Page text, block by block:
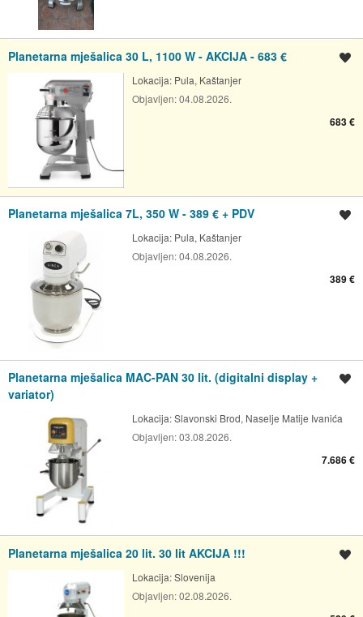
Planetarna mješalica 30 L, 1100 W - AKCIJA - 683 €
Lokacija: Pula, Kaštanjer
Objavljen:04.08.2026.
683 €
Planetarna mješalica 7L, 350 W - 389 € + PDV
Lokacija: Pula, Kaštanjer
Objavljen:04.08.2026.
389 €
Planetarna mješalica MAC-PAN 30 lit. (digitalni display +
variator)
Lokacija:Slavonski Brod, Naselje Matije Ivanića
Objavljen:03.08.2026.
7.686 €
Planetarna mješalica 20 lit. 30 lit AKCIJA !!!
Lokacija:Slovenija
Objavljen:02.08.2026.